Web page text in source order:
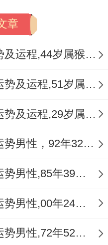
。2026年宜采取
触五行属金、水的
，有助平衡过旺的
（酉月）出生者：
火炼真金」的有利
与压力，个人技能
。
章
1980属猴女2024年运势及运程,44岁属猴人2024全年每月运势女性如何
1973年属牛女2024年运势及运程,51岁属牛人2024全年每月运势女性如何
1995年属猪女2024年运势及运程,29岁属猪人2024全年每月运势女性如何
1992年属猴人2024年运势男性，92年32岁属猴男2024年每月运程怎么样
1985年属牛人2024年运势男性,85年39岁属牛男2024年每月运程怎么样
2000年属龙人2024年运势男性,00年24岁属龙男2024年每月运程怎么样
1972年属鼠人2024年运势男性,72年52岁属鼠男2024年每月运程怎么样